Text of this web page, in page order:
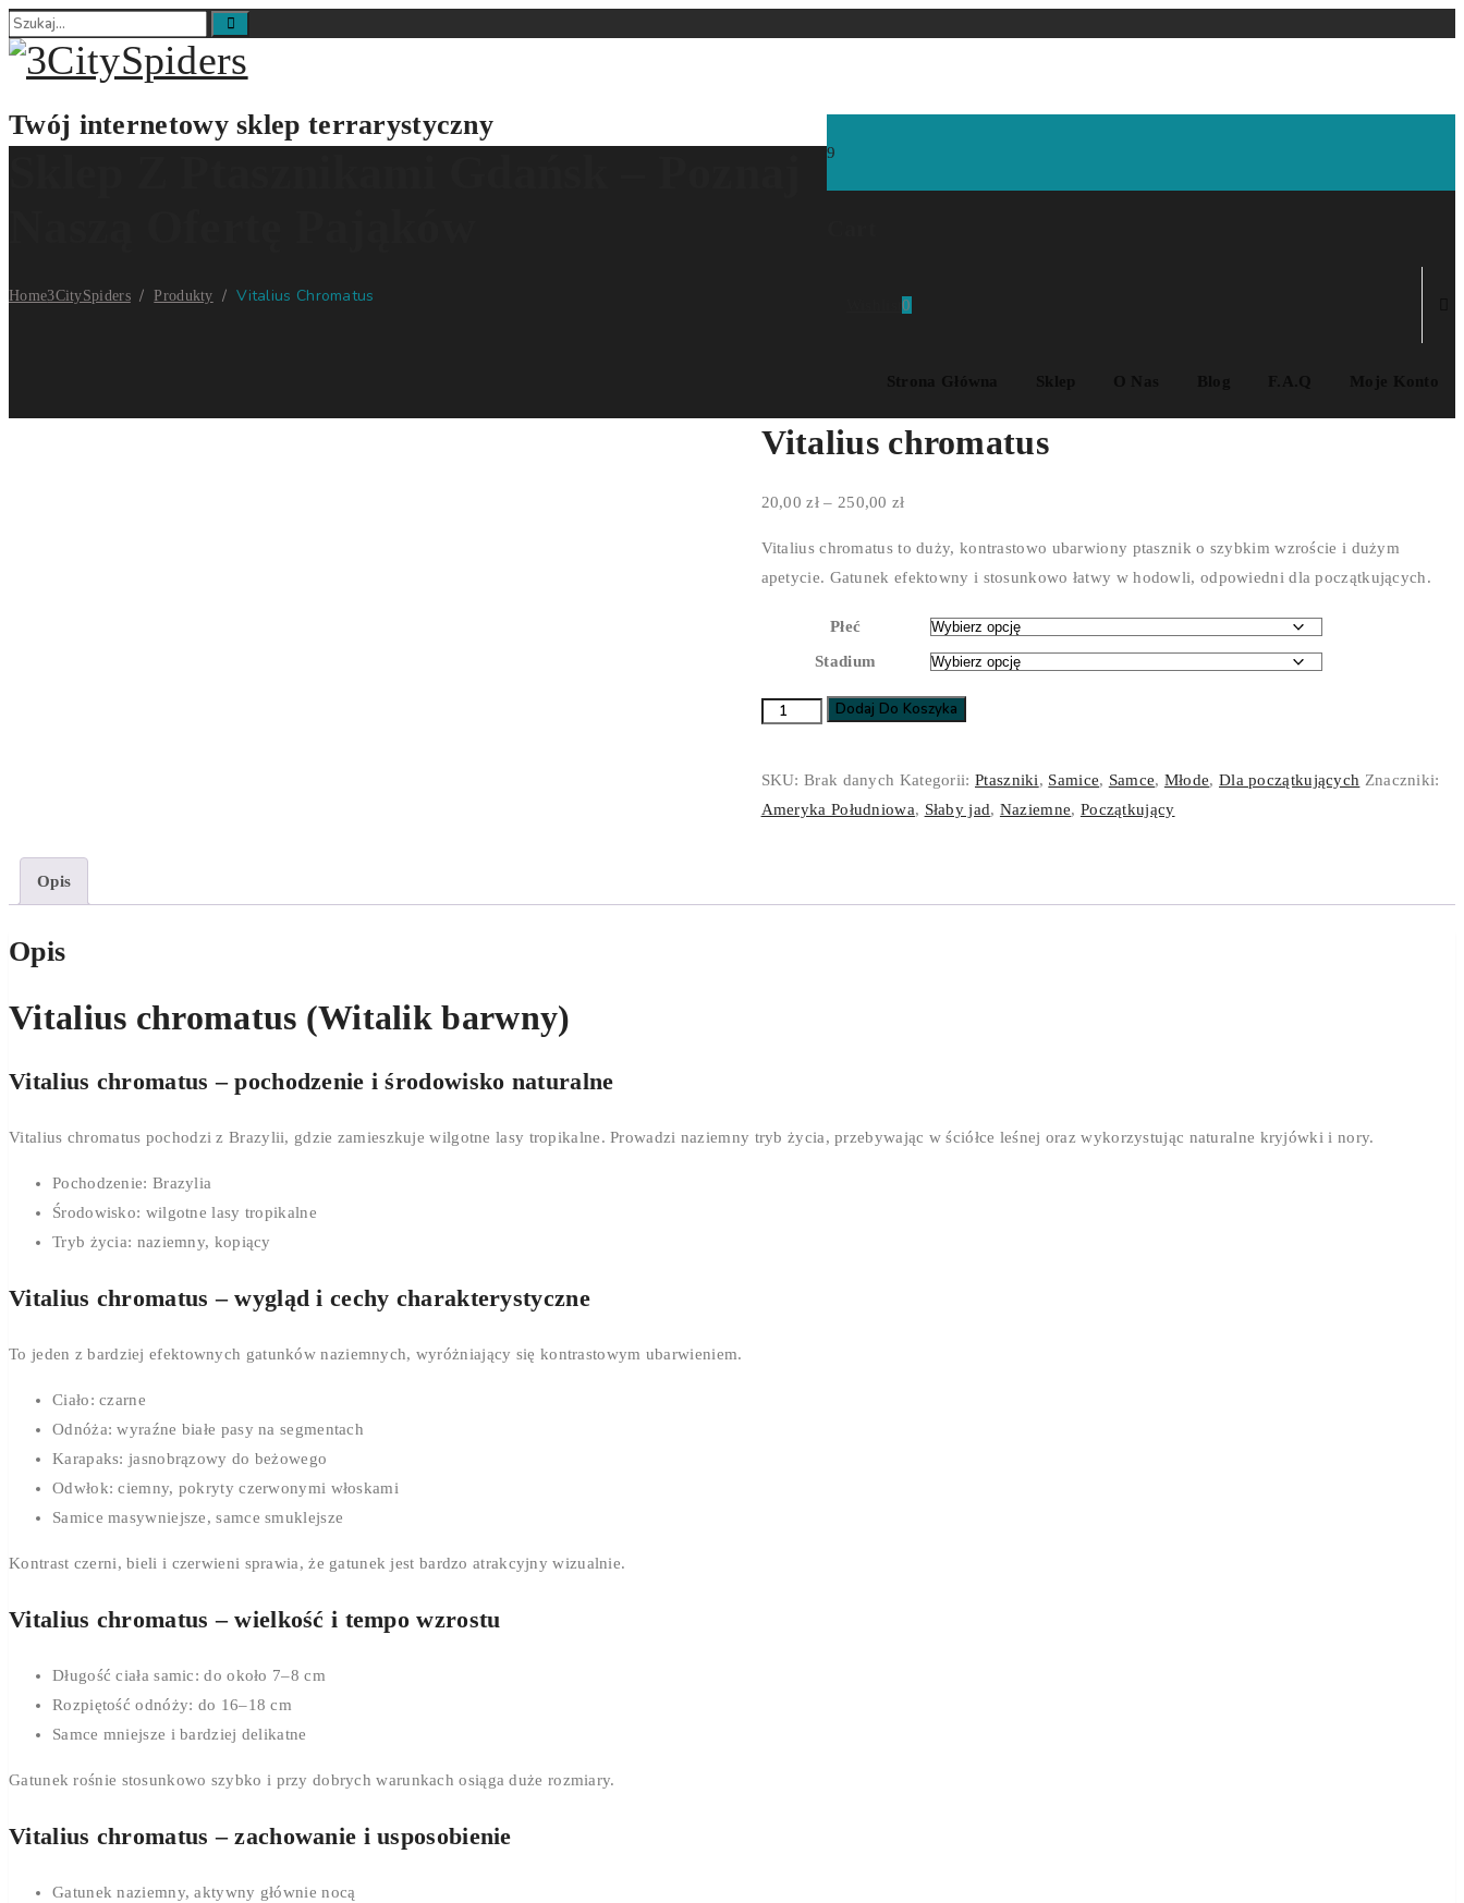
Twój internetowy sklep terrarystyczny
9
Wishlist0
Home3CitySpiders/Produkty /Vitalius Chromatus
Vitalius chromatus
20,00zł – 250,00złZakres
20,00 zł
250,00 zł
Vitalius chromatus to duży, kontrastowo ubarwiony ptasznik o szybkim wzroście i dużym
apetycie. Gatunek efektowny i stosunkowo łatwy w hodowli, odpowiedni dla początkujących.
Płeć
Stadium
ilość
Dodaj Do Koszyka
SKU:Brak danych Kategorii: Ptaszniki, Samice, Samce, Młode, Dla początkujących Znaczniki:
Ameryka Południowa, Słaby jad, Naziemne, Początkujący
Opis
Opis
Vitalius chromatus (Witalik barwny)
Vitalius chromatus – pochodzenie i środowisko naturalne
Vitalius chromatus pochodzi z Brazylii, gdzie zamieszkuje wilgotne lasy tropikalne. Prowadzi naziemny tryb życia, przebywając w ściółce leśnej oraz wykorzystując naturalne kryjówki i nory.
Pochodzenie: Brazylia
Środowisko: wilgotne lasy tropikalne
Tryb życia: naziemny, kopiący
Vitalius chromatus – wygląd i cechy charakterystyczne
To jeden z bardziej efektownych gatunków naziemnych, wyróżniający się kontrastowym ubarwieniem.
Ciało: czarne
Odnóża: wyraźne białe pasy na segmentach
Karapaks: jasnobrązowy do beżowego
Odwłok: ciemny, pokryty czerwonymi włoskami
Samice masywniejsze, samce smuklejsze
Kontrast czerni, bieli i czerwieni sprawia, że gatunek jest bardzo atrakcyjny wizualnie.
Vitalius chromatus – wielkość i tempo wzrostu
Długość ciała samic: do około 7–8 cm
Rozpiętość odnóży: do 16–18 cm
Samce mniejsze i bardziej delikatne
Gatunek rośnie stosunkowo szybko i przy dobrych warunkach osiąga duże rozmiary.
Vitalius chromatus – zachowanie i usposobienie
Gatunek naziemny, aktywny głównie nocą